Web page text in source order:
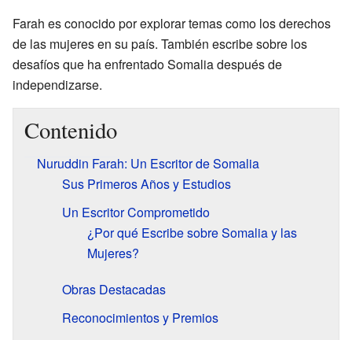
Farah es conocido por explorar temas como los derechos
de las mujeres en su país. También escribe sobre los
desafíos que ha enfrentado Somalia después de
independizarse.
Contenido
Nuruddin Farah: Un Escritor de Somalia
Sus Primeros Años y Estudios
Un Escritor Comprometido
¿Por qué Escribe sobre Somalia y las
Mujeres?
Obras Destacadas
Reconocimientos y Premios